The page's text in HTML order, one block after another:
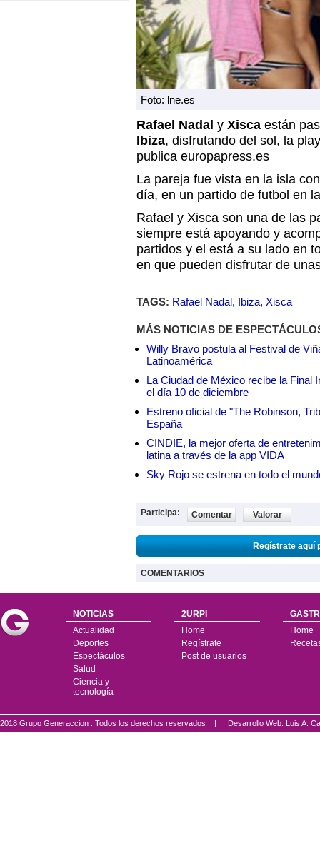
Foto: lne.es
Rafael Nadal y Xisca están
Ibiza, disfrutando del sol, la
publica europapress.es
La pareja fue vista en la isla
día, en un partido de futbol en
Rafael y Xisca son una de las
siempre está apoyando y
partidos y el está a su lado en
en que pueden disfrutar de
TAGS: Rafael Nadal, Ibiza, Xisca
MÁS NOTICIAS DE
Willy Bravo postula al Festival de
Latinoamérica
La Ciudad de México recibe la Final
el día 10 de diciembre
Estreno oficial de "The Robinson,
España
CINDIE, la mejor oferta de
latina a través de la app VIDA
Sky Rojo se estrena en todo el
Participa: Comentar Valorar
Regístrate aquí
COMENTARIOS
NOTICIAS
Actualidad
Deportes
Espectáculos
Salud
Ciencia y
tecnología
2URPI
Home
Regístrate
Post de usuarios
Home
2018 Grupo Generaccion . Todos los derechos reservados | Desarrollo Web: Luis